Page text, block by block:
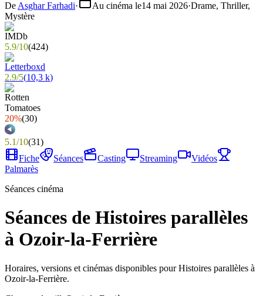
De Asghar Farhadi· Au cinéma le14 mai 2026·Drame, Thriller,
Mystère
5.9/10(424)
2.9/5(10,3 k)
20%(30)
5.1/10(31)
Fiche
Séances Casting Streaming
Vidéos
Palmarès
Séances cinéma
Séances de Histoires parallèles
à Ozoir-la-Ferrière
Horaires, versions et cinémas disponibles pour Histoires parallèles à
Ozoir-la-Ferrière.